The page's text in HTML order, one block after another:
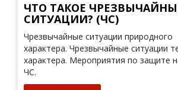
ЧТО ТАКОЕ
СИТУАЦИИ? (ЧС)
Чрезвычайные ситуации природного
характера. Чрезвычайные ситуации
характера. Мероприятия по защите
ЧС.